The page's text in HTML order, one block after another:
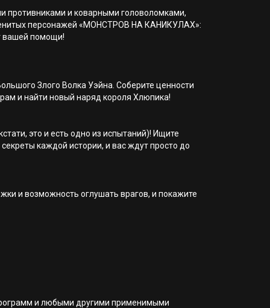
противниками и коварными головоломками,
персонажей «МОНСТРОВ НА КАНИКУЛАХ»:
вашей помощи!
Злого Волка Уэйна. Соберите ценности
и найти новый наряд короля Хлюпика!
это и есть одно из испытаний)! Ищите
каждой истории, и вас ждут просто до
и возможность оглушать врагов, и покажите
и любыми другими применимыми